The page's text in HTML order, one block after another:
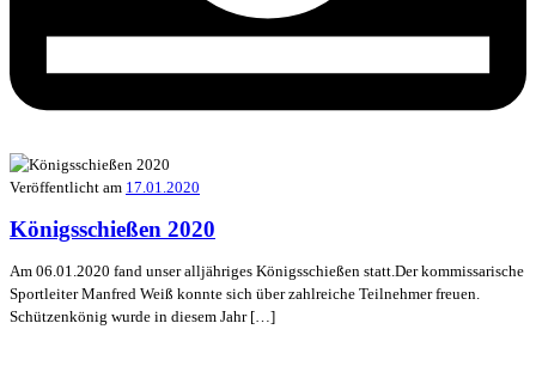
Veröffentlicht am 17.01.2020
Königsschießen 2020
Am 06.01.2020 fand unser alljähriges Königsschießen statt.Der kommissarische
Sportleiter Manfred Weiß konnte sich über zahlreiche Teilnehmer freuen.
Schützenkönig wurde in diesem Jahr […]